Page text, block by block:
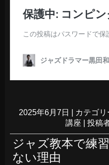
2025年6月7日 カテゴリ
講座
投稿
ジャズ教本で練
ない理由